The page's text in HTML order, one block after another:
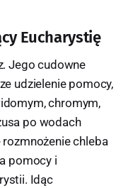
Eucharystię
Jego cudowne
udzielenie pomocy,
chromym,
po wodach
chleba
pomocy i
Idąc